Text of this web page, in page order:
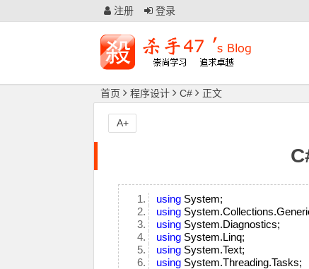
注册 登录
首页 程序设计 C# 正文
using System;
using
using System.Diagnostics;
using System.Linq;
using System.Text;
using System.Threading.Tasks;
A+